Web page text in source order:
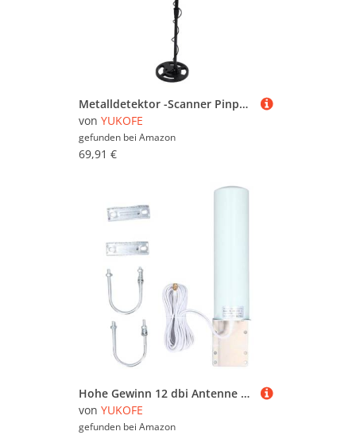
Metalldetektor -Scanner Pinpointer hoher Empfindlichkeit Genauer Positionieren leicht tragbar für den Strand im Freien
von YUKOFE
gefunden bei Amazon
69,91 €
Hohe Gewinn 12 dbi Antenne SMA Männlich im Freien WiFi -Router LTE Modem 5G 4G LTE 3G für CDMA GSM Wireless Verizon Sprint Novatel Wireless
von YUKOFE
gefunden bei Amazon